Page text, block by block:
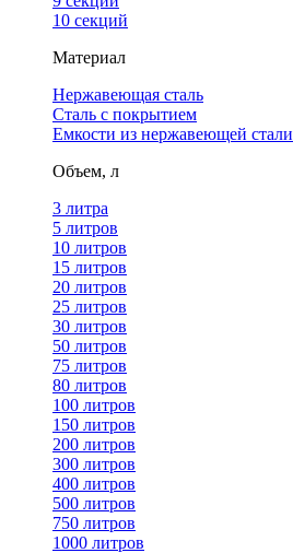
10 секций
Материал
Нержавеющая сталь
Сталь с покрытием
Емкости из нержавеющей стали
Объем, л
3 литра
5 литров
10 литров
15 литров
20 литров
25 литров
30 литров
50 литров
75 литров
80 литров
100 литров
150 литров
200 литров
300 литров
400 литров
500 литров
750 литров
1000 литров